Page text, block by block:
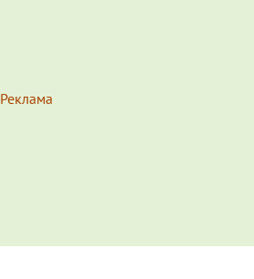
Реклама